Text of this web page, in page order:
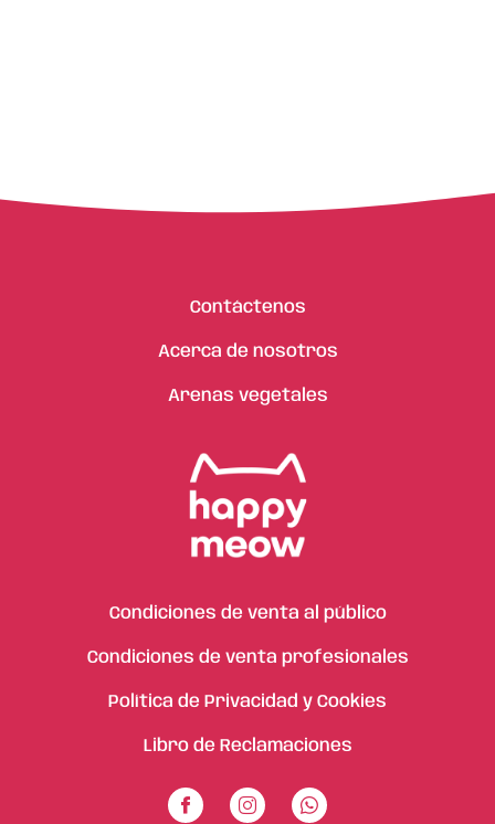
Contáctenos
Acerca de nosotros
Arenas vegetales
Condiciones de venta al público
Condiciones de venta profesionales
Política de Privacidad y Cookies
Libro de Reclamaciones